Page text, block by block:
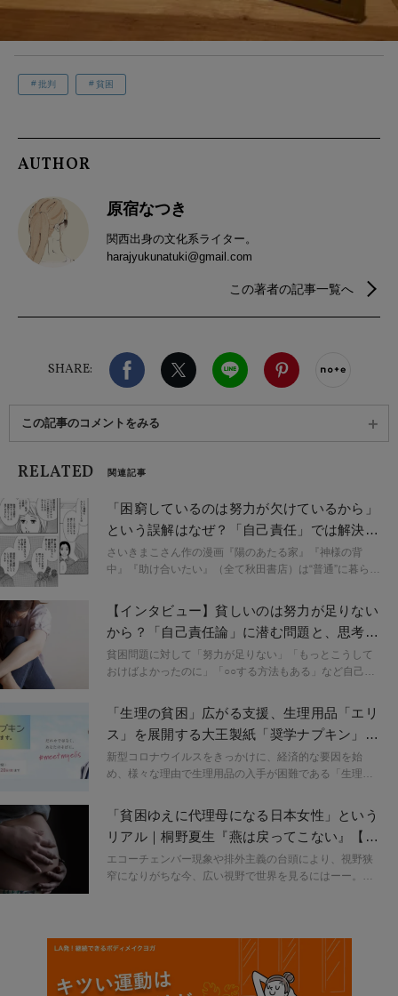
批判 貧困
AUTHOR
原宿なつき
関西出身の文化系ライター。
harajyukunatuki@gmail.com
この著者の記事一覧へ
SHARE:
Facebook X（旧twitter）
LINE
この記事のコメントをみる
RELATED 関連記事
「困窮しているのは努力が欠けているから」
という誤解はなぜ？「自己責任」では解決で
きない貧困問題
さいきまこさん作の漫画『陽のあたる家』『神様の背
中』『助け合いたい』（全て秋田書店）は“普通”に暮らし
になる過程が描かれる作品。貧困に関する情報が世間に
徐々に広がりつつある一方で「努力が足りない」「自己
責任」など、誤解も依然として多いです。貧困への誤っ
たイメージや自己責任論をなくしていくためのヒント
や、家族で助け合うことで乗り越えようとする「日本型
【インタビュー】貧しいのは努力が足りない
から？「自己責任論」に潜む問題と、思考を
変えるヒント
貧困問題に対して「努力が足りない」「もっとこうして
おけばよかったのに」「○○する方法もある」など自己責
に個人の責任なのだろうか。貧困家庭で生まれ育った経
験を持つヒオカさんの『死にそうだけど生きてます』
（CCCメディアハウス）を読むと、生まれた家の経済力
によって選択肢が変わってくることに気づかされる。ヒ
オカさんに自己責任社会や自己責任論がもたらす分断、
「生理の貧困」広がる支援、生理用品「エリ
ス」を展開する大王製紙「奨学ナプキン」取
り組みへの思い
新型コロナウイルスをきっかけに、経済的な要因を始
め、様々な理由で生理用品の入手が困難である「生理の
ス」を展開する大王製紙株式会社では、ひとりひとりの
生理に寄り添うプロジェクト「meet my elis」を実施。そ
の中で、生理用品の入手が困難な学生1,000名を対象とし
て、1年間生理用品を無償で提供する「奨学ナプキン」を
始めます。その背景にはどのような思いや課題意識があ
「貧困ゆえに代理母になる日本女性」という
リアル｜桐野夏生『燕は戻ってこない』【レ
ビュー】
エコーチェンバー現象や排外主義の台頭により、視野狭
窄になりがちな今、広い視野で世界を見るにはーー。フ
作『燕は戻ってこない』（集英社）取り上げる。